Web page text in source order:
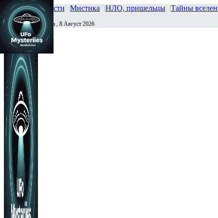
Главная Новости Мистика НЛО, пришельцы Тайны
Сегодня Суббота , 8 Август 2026